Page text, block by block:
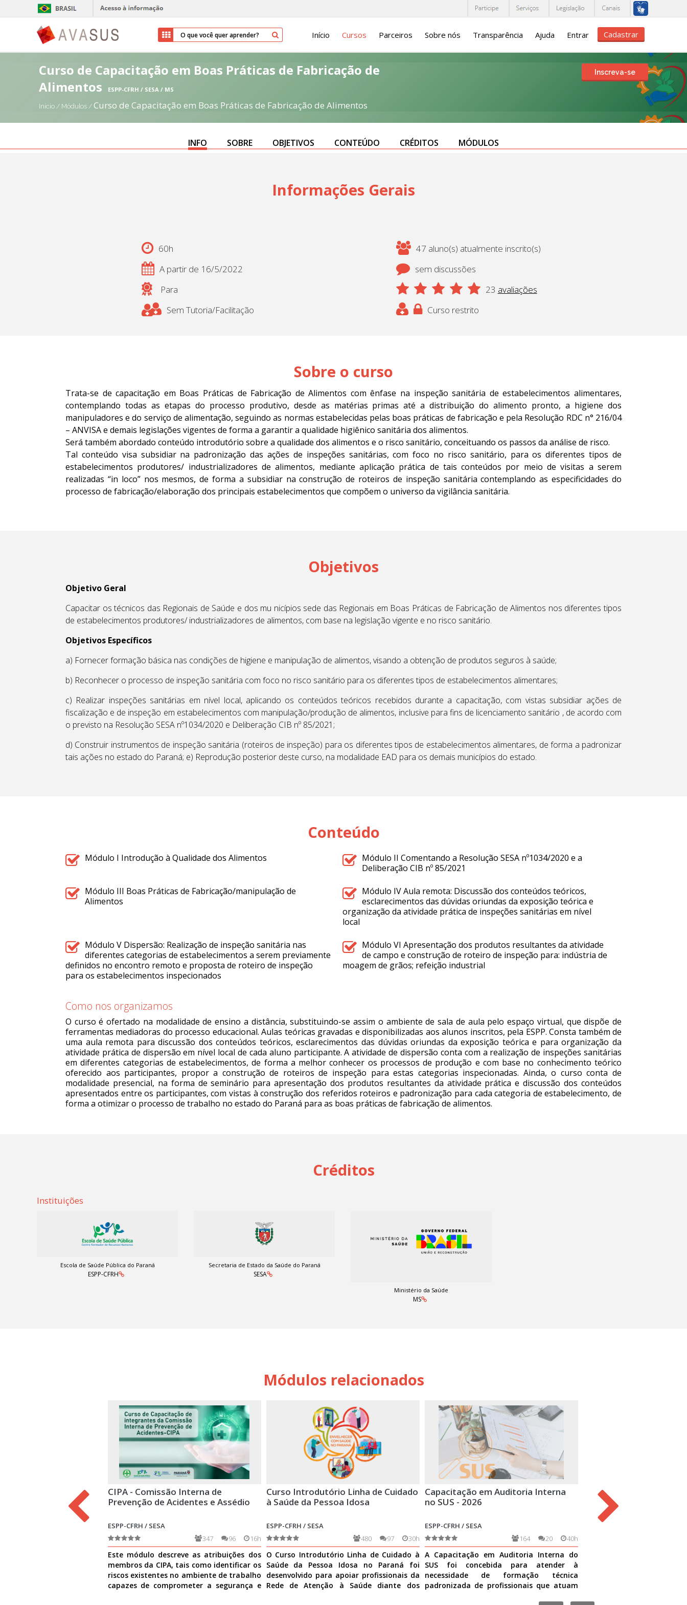
Início Cursos Parceiros Sobre nós Transparência Ajuda Entrar Cadastrar
Curso de Capacitação em Boas Práticas de Fabricação de
Alimentos
ESPP-CFRH / SESA / MS
Início / Módulos/ Curso de Capacitação em Boas Práticas de Fabricação de Alimentos
Inscreva-se
INFO SOBRE OBJETIVOS CONTEÚDO CRÉDITOS MÓDULOS
Informações Gerais
60h
47 aluno(s) atualmente inscrito(s)
A partir de 16/5/2022
sem discussões
Para
23 avaliações
Sem Tutoria/Facilitação
Curso restrito
Sobre o curso
Trata-se de capacitação em Boas Práticas de Fabricação de Alimentos com ênfase na inspeção sanitária de estabelecimentos alimentares,
contemplando todas as etapas do processo produtivo, desde as matérias primas até a distribuição do alimento pronto, a higiene dos
manipuladores e do serviço de alimentação, seguindo as normas estabelecidas pelas boas práticas de fabricação e pela Resolução RDC n° 216/04
– ANVISA e demais legislações vigentes de forma a garantir a qualidade higiênico sanitária dos alimentos.
Será também abordado conteúdo introdutório sobre a qualidade dos alimentos e o risco sanitário, conceituando os passos da análise de risco.
Tal conteúdo visa subsidiar na padronização das ações de inspeções sanitárias, com foco no risco sanitário, para os diferentes tipos de
estabelecimentos produtores/ industrializadores de alimentos, mediante aplicação prática de tais conteúdos por meio de visitas a serem
realizadas “in loco” nos mesmos, de forma a subsidiar na construção de roteiros de inspeção sanitária contemplando as especificidades do
processo de fabricação/elaboração dos principais estabelecimentos que compõem o universo da vigilância sanitária.
Objetivos
Objetivo Geral
Capacitar os técnicos das Regionais de Saúde e dos mu nicípios sede das Regionais em Boas Práticas de Fabricação de Alimentos nos diferentes tipos
de estabelecimentos produtores/ industrializadores de alimentos, com base na legislação vigente e no risco sanitário.
Objetivos Específicos
a) Fornecer formação básica nas condições de higiene e manipulação de alimentos, visando a obtenção de produtos seguros à saúde;
b) Reconhecer o processo de inspeção sanitária com foco no risco sanitário para os diferentes tipos de estabelecimentos alimentares;
c) Realizar inspeções sanitárias em nível local, aplicando os conteúdos teóricos recebidos durante a capacitação, com vistas subsidiar ações de
fiscalização e de inspeção em estabelecimentos com manipulação/produção de alimentos, inclusive para fins de licenciamento sanitário , de acordo com
o previsto na Resolução SESA nº1034/2020 e Deliberação CIB nº 85/2021;
d) Construir instrumentos de inspeção sanitária (roteiros de inspeção) para os diferentes tipos de estabelecimentos alimentares, de forma a padronizar
tais ações no estado do Paraná; e) Reprodução posterior deste curso, na modalidade EAD para os demais municípios do estado.
Conteúdo
Módulo I Introdução à Qualidade dos Alimentos
Módulo II Comentando a Resolução SESA nº1034/2020 e a
Deliberação CIB nº 85/2021
Módulo III Boas Práticas de Fabricação/manipulação de
Alimentos
Módulo IV Aula remota: Discussão dos conteúdos teóricos,
esclarecimentos das dúvidas oriundas da exposição teórica e
organização da atividade prática de inspeções sanitárias em nível
local
Módulo V Dispersão: Realização de inspeção sanitária nas
diferentes categorias de estabelecimentos a serem previamente
definidos no encontro remoto e proposta de roteiro de inspeção
para os estabelecimentos inspecionados
Módulo VI Apresentação dos produtos resultantes da atividade
de campo e construção de roteiro de inspeção para: indústria de
moagem de grãos; refeição industrial
Como nos organizamos
O curso é ofertado na modalidade de ensino a distância, substituindo-se assim o ambiente de sala de aula pelo espaço virtual, que dispõe de
ferramentas mediadoras do processo educacional. Aulas teóricas gravadas e disponibilizadas aos alunos inscritos, pela ESPP. Consta também de
uma aula remota para discussão dos conteúdos teóricos, esclarecimentos das dúvidas oriundas da exposição teórica e para organização da
atividade prática de dispersão em nível local de cada aluno participante. A atividade de dispersão conta com a realização de inspeções sanitárias
em diferentes categorias de estabelecimentos, de forma a melhor conhecer os processos de produção e com base no conhecimento teórico
oferecido aos participantes, propor a construção de roteiros de inspeção para estas categorias inspecionadas. Ainda, o curso conta de
modalidade presencial, na forma de seminário para apresentação dos produtos resultantes da atividade prática e discussão dos conteúdos
apresentados entre os participantes, com vistas à construção dos referidos roteiros e padronização para cada categoria de estabelecimento, de
forma a otimizar o processo de trabalho no estado do Paraná para as boas práticas de fabricação de alimentos.
Créditos
Instituições
Escola de Saúde Pública do Paraná
ESPP-CFRH
Secretaria de Estado da Saúde do Paraná
SESA
Ministério da Saúde
MS
Módulos relacionados
CIPA - Comissão Interna de
Prevenção de Acidentes e Assédio
ESPP-CFRH / SESA
16h
96
347
Este módulo descreve as atribuições dos
membros da CIPA, tais como identificar os
riscos existentes no ambiente de trabalho
capazes de comprometer a segurança e
Curso Introdutório Linha de Cuidado
à Saúde da Pessoa Idosa
ESPP-CFRH / SESA
30h
97
480
O Curso Introdutório Linha de Cuidado à
Saúde da Pessoa Idosa no Paraná foi
desenvolvido para apoiar profissionais da
Rede de Atenção à Saúde diante dos
Capacitação em Auditoria Interna
no SUS - 2026
ESPP-CFRH / SESA
40h
20
164
A Capacitação em Auditoria Interna do
SUS foi concebida para atender à
necessidade de formação técnica
padronizada de profissionais que atuam
Trabalho com Grupos
Básica